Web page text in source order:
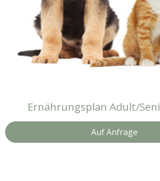
Ernährungsplan Adult/
Auf Anfrage